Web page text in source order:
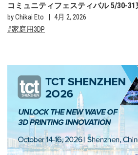
コミュニティフェスティバル 5/30-
by Chikai Eto
4月 2, 2026
家庭用3DP